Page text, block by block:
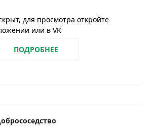
для просмотра откройте
или в VK
ПОДРОБНЕЕ